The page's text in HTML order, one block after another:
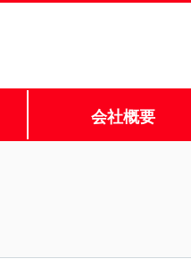
会社概要